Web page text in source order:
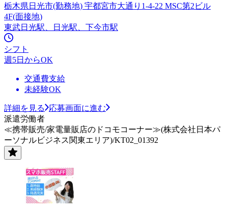
栃木県日光市(勤務地) 宇都宮市大通り1-4-22 MSC第2ビル
4F(面接地)
東武日光駅、日光駅、下今市駅
シフト
週5日からOK
交通費支給
未経験OK
詳細を見る
応募画面に進む
派遣労働者
≪携帯販売/家電量販店のドコモコーナー≫(株式会社日本パ
ーソナルビジネス関東エリア)/KT02_01392